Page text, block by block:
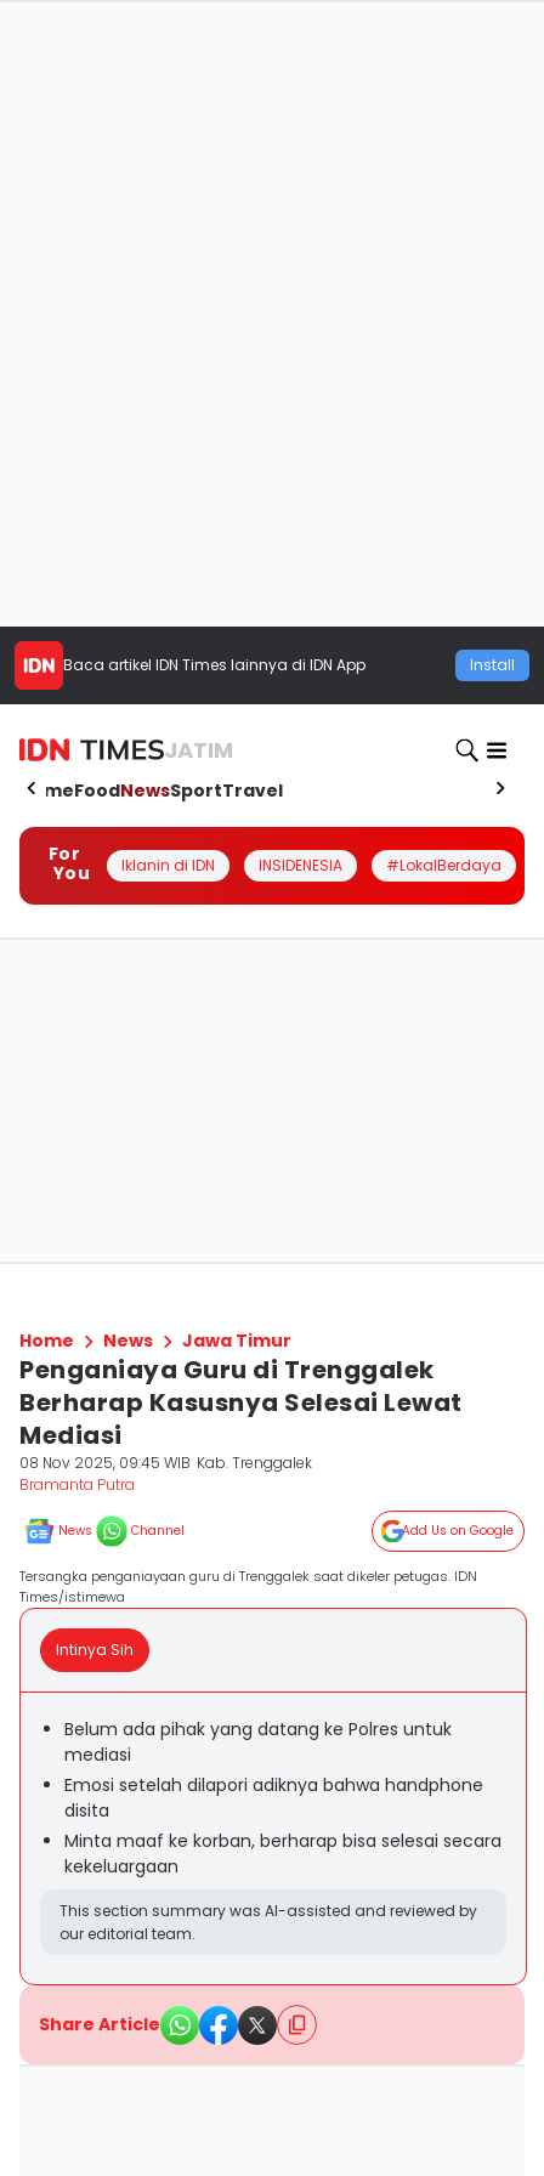
Baca artikel IDN Times lainnya di IDN App Install
JATIM
HomeFoodNewsSportTravel
For
You
Iklanin di IDN INSIDENESIA #LokalBerdaya
Home News Jawa Timur
Penganiaya Guru di Trenggalek
Berharap Kasusnya Selesai Lewat
Mediasi
08 Nov 2025, 09:45 WIB Kab. Trenggalek
Bramanta Putra
News Channel Add Us on Google
Tersangka penganiayaan guru di Trenggalek saat dikeler petugas. IDN
Times/istimewa
Intinya Sih
Belum ada pihak yang datang ke Polres untuk
mediasi
Emosi setelah dilapori adiknya bahwa handphone
disita
Minta maaf ke korban, berharap bisa selesai secara
kekeluargaan
This section summary was AI-assisted and reviewed by
our editorial team.
Share Article